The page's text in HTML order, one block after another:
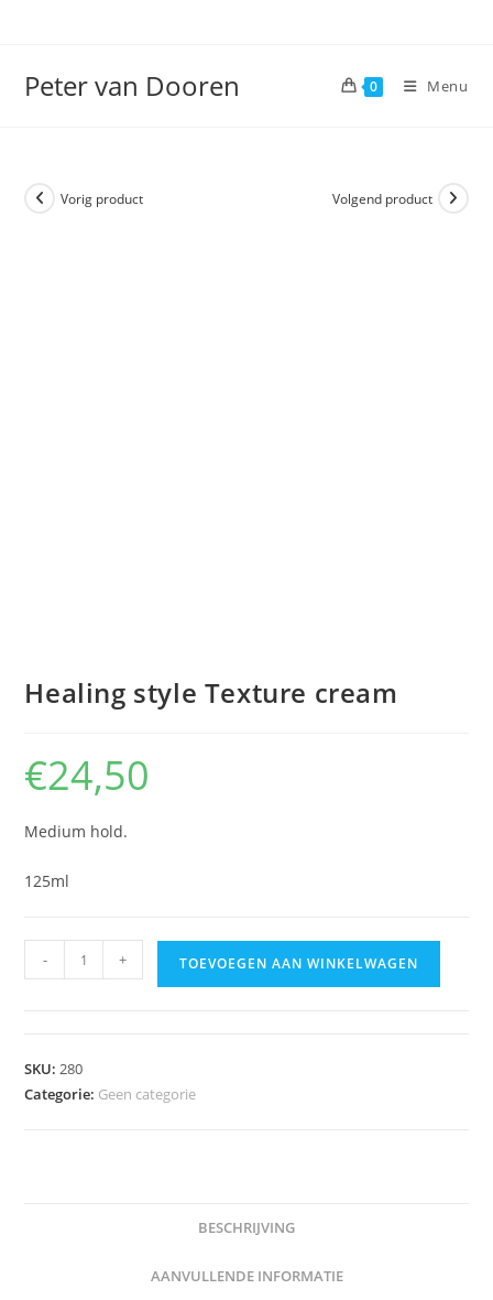
Peter van Dooren 0 Menu
Vorig product Volgend product
Healing style Texture cream
€24,50
Medium hold.
125ml
style
aantal
- + TOEVOEGEN AAN WINKELWAGEN
SKU:280
Categorie: Geen categorie
BESCHRIJVING
AANVULLENDE INFORMATIE